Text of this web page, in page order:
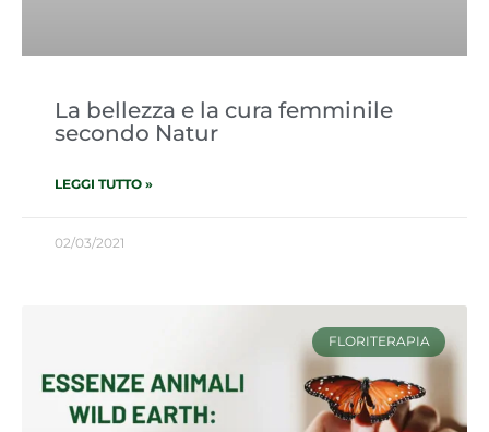
La bellezza e la cura femminile
secondo Natur
LEGGI TUTTO »
02/03/2021
FLORITERAPIA